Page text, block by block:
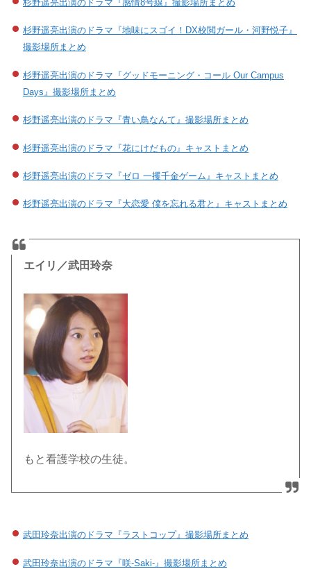
杉野遥亮出演のドラマ『感情8号線』撮影場所まとめ
杉野遥亮出演のドラマ『地味にスゴイ！DX校閲ガール・河野悦子』
撮影場所まとめ
杉野遥亮出演のドラマ『グッドモーニング・コール Our Campus
Days』撮影場所まとめ
杉野遥亮出演のドラマ『青い鳥なんて』撮影場所まとめ
杉野遥亮出演のドラマ『花にけだもの』キャストまとめ
杉野遥亮出演のドラマ『ゼロ 一攫千金ゲーム』キャストまとめ
杉野遥亮出演のドラマ『大恋愛 僕を忘れる君と』キャストまとめ
エイリ／武田玲奈
もと看護学校の生徒。
武田玲奈出演のドラマ『ラストコップ』撮影場所まとめ
武田玲奈出演のドラマ『咲-Saki-』撮影場所まとめ